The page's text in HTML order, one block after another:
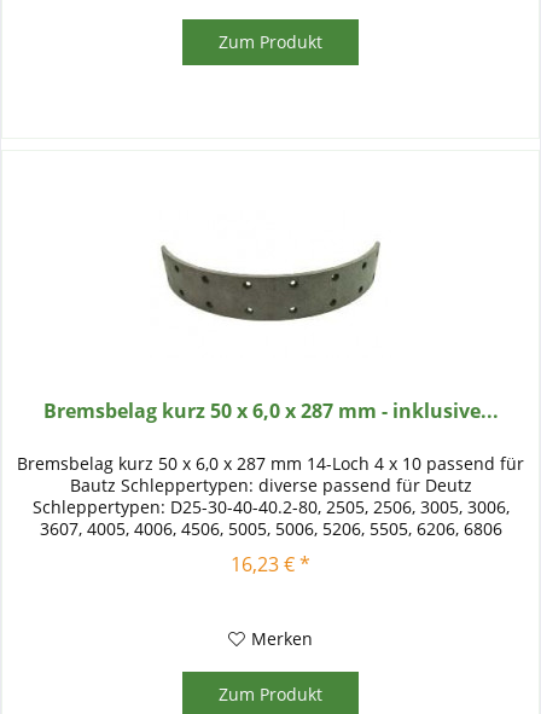
Zum Produkt
Bremsbelag kurz 50 x 6,0 x 287 mm - inklusive...
Bremsbelag kurz 50 x 6,0 x 287 mm 14-Loch 4 x 10 passend für
Bautz Schleppertypen: diverse passend für Deutz
Schleppertypen: D25-30-40-40.2-80, 2505, 2506, 3005, 3006,
3607, 4005, 4006, 4506, 5005, 5006, 5206, 5505, 6206, 6806
passend...
16,23 € *
Merken
Zum Produkt